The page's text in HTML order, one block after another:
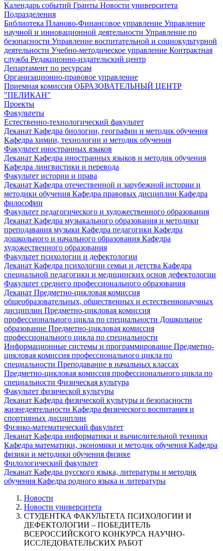
Календарь событий Гранты Новости университета
Подразделения
Библиотека Планово-Финансовое управление Управление
научной и инновационной деятельности Управление по
безопасности Управление воспитательной и социокультурной
деятельности Учебно-методическое управление Контрактная
служба Редакционно-издательский центр
Департамент по ресурсам
Организационно-правовое управление
Приемная комиссия ОБРАЗОВАТЕЛЬНЫЙ ЦЕНТР
"ПЕЛИКАН"
Проекты
Факультеты
Естественно-технологический факультет
Деканат Кафедра биологии, географии и методик обучения
Кафедра химии, технологии и методик обучения
Факультет иностранных языков
Деканат Кафедра иностранных языков и методик обучения
Кафедра лингвистики и перевода
Факультет истории и права
Деканат Кафедра отечественной и зарубежной истории и
методики обучения Кафедра правовых дисциплин Кафедра
философии
Факультет педагогического и художественного образования
Деканат Кафедра музыкального образования и методики
преподавания музыки Кафедра педагогики Кафедра
дошкольного и начального образования Кафедра
художественного образования
Факультет психологии и дефектологии
Деканат Кафедра психологии семьи и детства Кафедра
специальной педагогики и медицинских основ дефектологии
Факультет среднего профессионального образования
Деканат Предметно-цикловая комиссия
общеобразовательных, общественных и естественнонаучных
дисциплин Предметно-цикловая комиссия
профессионального цикла по специальности Дошкольное
образование Предметно-цикловая комиссия
профессионального цикла по специальности
Информационные системы и программирование Предметно-
цикловая комиссия профессионального цикла по
специальности Преподавание в начальных классах
Предметно-цикловая комиссия профессионального цикла по
специальности Физическая культура
Факультет физической культуры
Деканат Кафедра физической культуры и безопасности
жизнедеятельности Кафедра физического воспитания и
спортивных дисциплин
Физико-математический факультет
Деканат Кафедра информатики и вычислительной техники
Кафедра математики, экономики и методик обучения Кафедра
физики и методики обучения физике
Филологический факультет
Деканат Кафедра русского языка, литературы и методик
обучения Кафедра родного языка и литературы
Новости
Новости университета
СТУДЕНТКА ФАКУЛЬТЕТА ПСИХОЛОГИИ И
ДЕФЕКТОЛОГИИ – ПОБЕДИТЕЛЬ
ВСЕРОССИЙСКОГО КОНКУРСА НАУЧНО-
ИССЛЕДОВАТЕЛЬСКИХ РАБОТ